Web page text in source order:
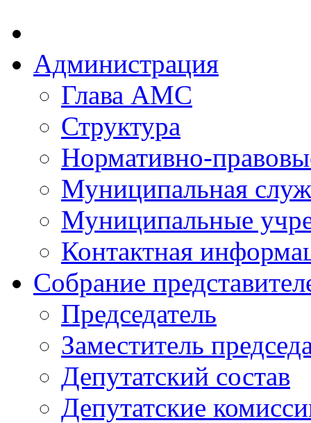
Администрация
Глава АМС
Структура
Нормативно-
Муниципальная
Муниципальные
Контактная
Собрание
Председатель
Заместитель
Депутатский состав
Депутатские